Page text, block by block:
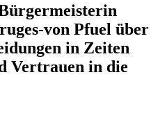
von Pfuel über
in Zeiten
Vertrauen in die